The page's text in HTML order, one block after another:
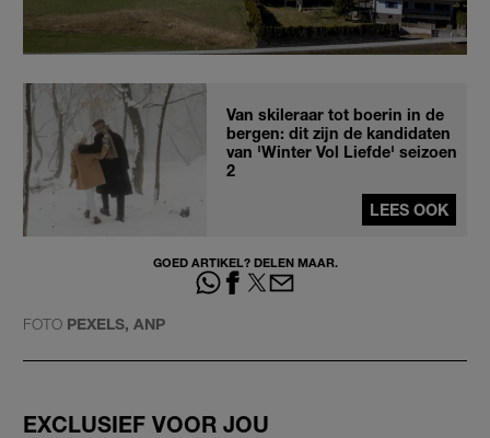
Van skileraar tot boerin in de
bergen: dit zijn de kandidaten
van 'Winter Vol Liefde' seizoen
2
LEES OOK
GOED ARTIKEL? DELEN MAAR.
FOTO PEXELS, ANP
EXCLUSIEF VOOR JOU